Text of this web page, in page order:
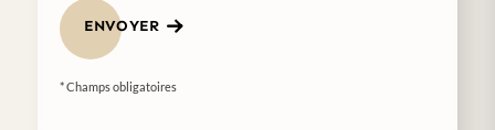
ENVOYER
* Champs obligatoires